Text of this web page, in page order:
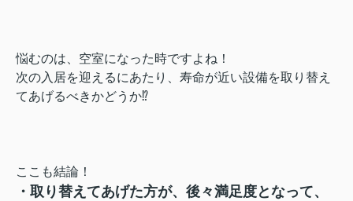
悩むのは、空室になった時ですよね！
次の入居を迎えるにあたり、寿命が近い設備を取り替え
てあげるべきかどうか⁉
ここも結論！
・取り替えてあげた方が、後々満足度となって、